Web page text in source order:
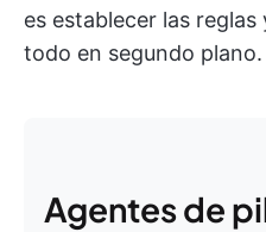
es establecer las
todo en segundo plano.
Agentes de